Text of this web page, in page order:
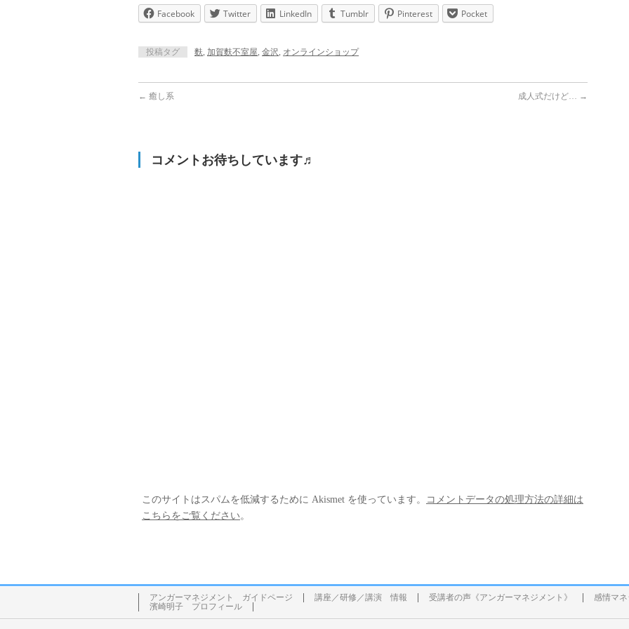
Facebook Twitter LinkedIn Tumblr Pinterest Pocket
投稿タグ 麩, 加賀麩不室屋, 金沢, オンラインショップ
← 癒し系 成人式だけど… →
コメントお待ちしています♬
このサイトはスパムを低減するために Akismet を使っています。
コメントデータの処理方法の詳細は
こちらをご覧ください。
アンガーマネジメント ガイドページ 講座／研修／講演 情報 受講者の声《アンガーマネジメント》
感情マ
濱崎明子 プロフィール